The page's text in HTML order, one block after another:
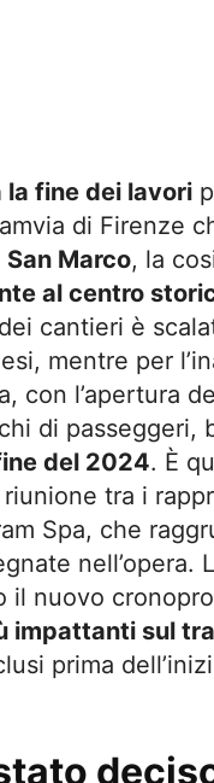
la fine dei lavori
di Firenze
Marco, la
al centro
cantieri è
mentre per
con l’apertura
di passeggeri,
del 2024. È
tra i
Spa, che
nell’opera.
il nuovo
impattanti sul
prima